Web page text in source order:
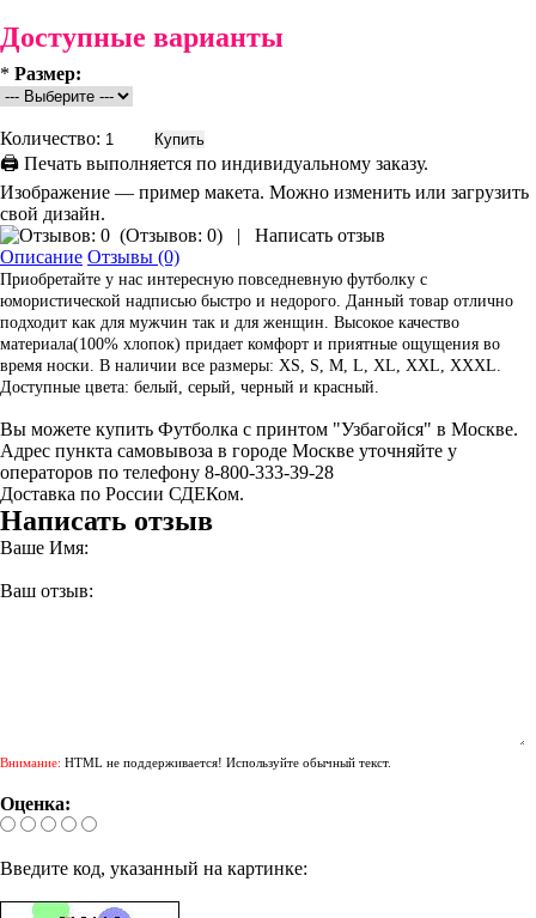
Доступные варианты
* Размер:
Количество:
🖨 Печать выполняется по индивидуальному заказу.
Изображение — пример макета. Можно изменить или загрузить
свой дизайн.
(Отзывов: 0) |
Написать отзыв
Описание Отзывы (0)
Приобретайте у нас интересную повседневную футболку с
юмористической надписью быстро и недорого. Данный товар отлично
подходит как для мужчин так и для женщин. Высокое качество
материала(100% хлопок) придает комфорт и приятные ощущения во
время носки. В наличии все размеры: XS, S, M, L, XL, XXL, XXXL.
Доступные цвета: белый, серый, черный и красный.
Вы можете купить Футболка с принтом "Узбагойся" в Москве.
Адрес пункта самовывоза в городе Москве уточняйте у
операторов по телефону 8-800-333-39-28
Доставка по России СДЕКом.
Написать отзыв
Ваше Имя:
Ваш отзыв:
Внимание: HTML не поддерживается! Используйте обычный текст.
Оценка:
Введите код, указанный на картинке: